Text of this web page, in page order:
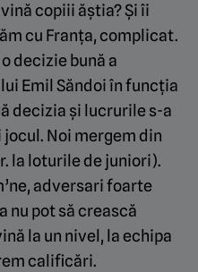
copiii ăștia? Și îi
cu Franța, complicat.
decizie bună a
Emil Săndoi în funcția
decizia și lucrurile s-a
Noi mergem din
la loturile de juniori).
adversari foarte
nu pot să crească
la un nivel, la echipa
calificări.